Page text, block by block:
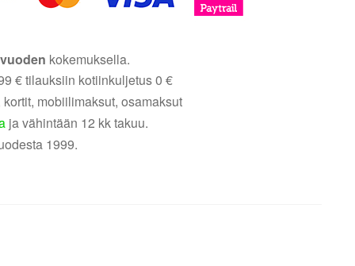
kokemuksella.
€ tilauksiin kotiinkuljetus 0 €
mobiilimaksut, osamaksut
ja vähintään 12 kk takuu.
1999.